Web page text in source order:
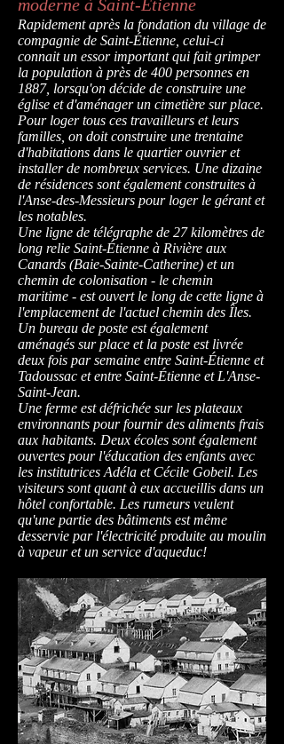
moderne à Saint-Étienne
Rapidement après la fondation du village de
compagnie de Saint-Étienne, celui-ci
connait un essor important qui fait grimper
la population à près de 400 personnes en
1887, lorsqu'on décide de construire une
église et d'aménager un cimetière sur place.
Pour loger tous ces travailleurs et leurs
familles, on doit construire une trentaine
d'habitations dans le quartier ouvrier et
installer de nombreux services. Une dizaine
de résidences sont également construites à
l'Anse-des-Messieurs pour loger le gérant et
les notables.
Une ligne de télégraphe de 27 kilomètres de
long relie Saint-Étienne à Rivière aux
Canards (Baie-Sainte-Catherine) et un
chemin de colonisation - le chemin
maritime - est ouvert le long de cette ligne à
l'emplacement de l'actuel chemin des Îles.
Un bureau de poste est également
aménagés sur place et la poste est livrée
deux fois par semaine entre Saint-Étienne et
Tadoussac et entre Saint-Étienne et L'Anse-
Saint-Jean.
Une ferme est défrichée sur les plateaux
environnants pour fournir des aliments frais
aux habitants. Deux écoles sont également
ouvertes pour l'éducation des enfants avec
les institutrices Adéla et Cécile Gobeil. Les
visiteurs sont quant à eux accueillis dans un
hôtel confortable. Les rumeurs veulent
qu'une partie des bâtiments est même
desservie par l'électricité produite au moulin
à vapeur et un service d'aqueduc!